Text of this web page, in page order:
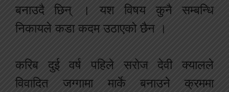
बनाउदै छिन् । यश विषय कुनै सम्बन्धि
निकायले कडा कदम उठाएको छैन ।
करिब दुई वर्ष पहिले सरोज देवी क्यालले
विवादित जग्गामा मार्के बनाउने क्रममा